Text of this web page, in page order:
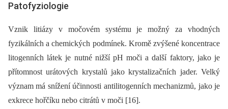
Patofyziologie
Vznik litiázy v močovém systému je možný za vhodných
fyzikálních a chemických podmínek. Kromě zvýšené koncentrace
litogenních látek je nutné nižší pH moči a další faktory, jako je
přítomnost urátových krystalů jako krystalizačních jader. Velký
význam má snížení účinnosti antilitogenních mechanizmů, jako je
exkrece hořčíku nebo citrátů v moči [16].